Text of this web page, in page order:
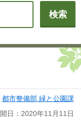
都市整備部 緑と公園課
日：2020年11月11日